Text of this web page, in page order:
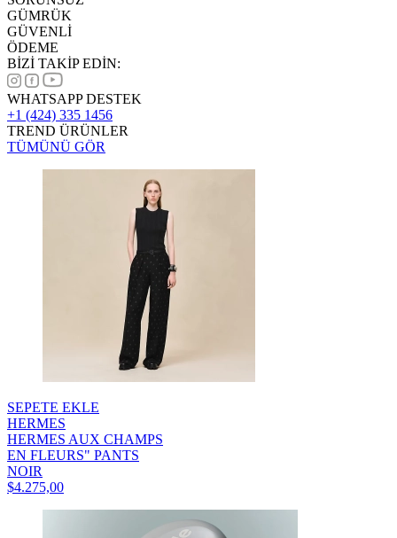
GÜMRÜK
GÜVENLİ
ÖDEME
BİZİ TAKİP EDİN:
WHATSAPP DESTEK
+1 (424) 335 1456
TREND ÜRÜNLER
TÜMÜNÜ GÖR
SEPETE EKLE
HERMES
HERMES AUX CHAMPS
EN FLEURS" PANTS
NOIR
$4.275,00